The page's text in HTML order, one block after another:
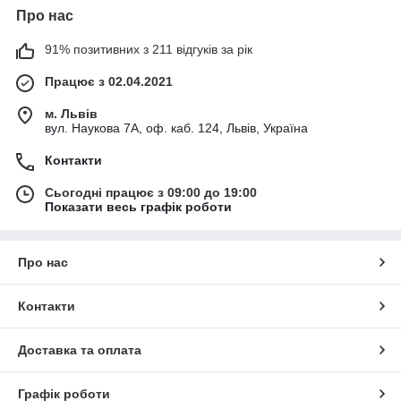
Про нас
91% позитивних з 211 відгуків за рік
Працює з 02.04.2021
м. Львів
вул. Наукова 7А, оф. каб. 124, Львів, Україна
Контакти
Сьогодні працює з 09:00 до 19:00
Показати весь графік роботи
Про нас
Контакти
Доставка та оплата
Графік роботи